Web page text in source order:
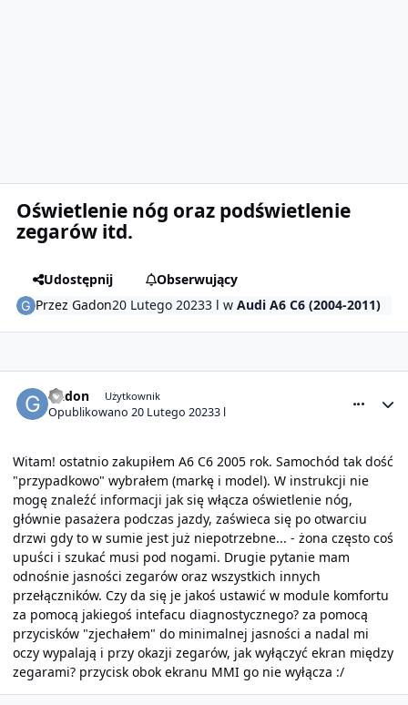
Oświetlenie nóg oraz podświetlenie
zegarów itd.
Udostępnij
Obserwujący
PrzezGadon20 Lutego 20233 lwAudi A6 C6 (2004-2011)
Gadon Użytkownik
Opublikowano20 Lutego 20233 l
Witam! ostatnio zakupiłem A6 C6 2005 rok. Samochód tak dość
"przypadkowo" wybrałem (markę i model). W instrukcji nie
mogę znaleźć informacji jak się włącza oświetlenie nóg,
głównie pasażera podczas jazdy, zaświeca się po otwarciu
drzwi gdy to w sumie jest już niepotrzebne... - żona często coś
upuści i szukać musi pod nogami. Drugie pytanie mam
odnośnie jasności zegarów oraz wszystkich innych
przełączników. Czy da się je jakoś ustawić w module komfortu
za pomocą jakiegoś intefacu diagnostycznego? za pomocą
przycisków "zjechałem" do minimalnej jasności a nadal mi
oczy wypalają i przy okazji zegarów, jak wyłączyć ekran między
zegarami? przycisk obok ekranu MMI go nie wyłącza :/